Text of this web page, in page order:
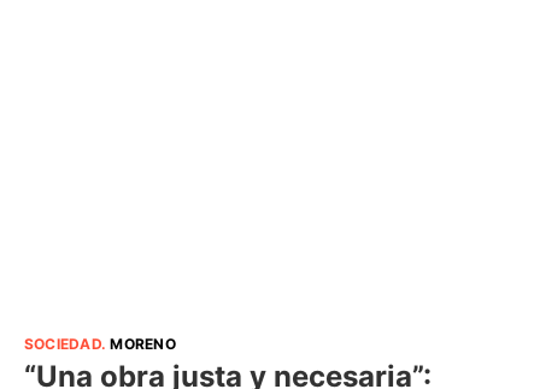
SOCIEDAD.MORENO
“Una obra justa y necesaria”: